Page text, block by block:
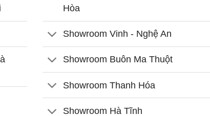
Hòa
Showroom Vinh - Nghệ An
Showroom Buôn Ma Thuột
Showroom Thanh Hóa
Showroom Hà Tĩnh